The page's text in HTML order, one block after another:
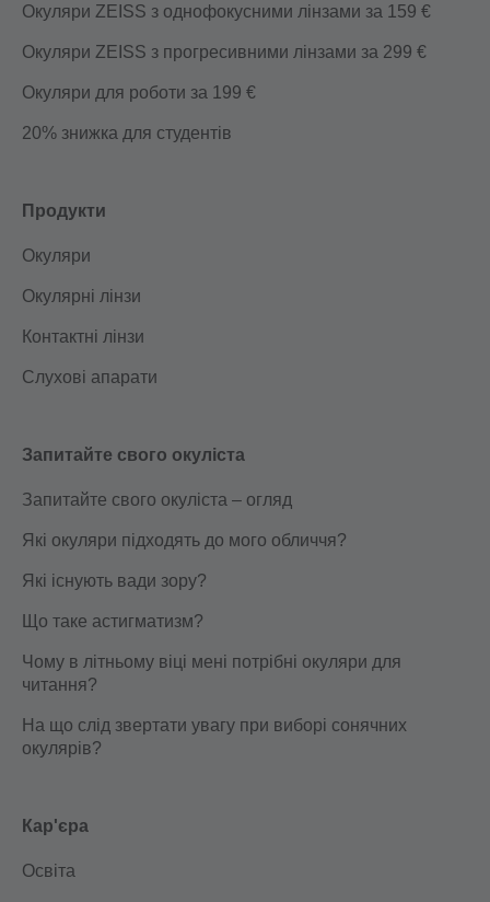
Окуляри ZEISS з однофокусними лінзами за 159 €
Окуляри ZEISS з прогресивними лінзами за 299 €
Окуляри для роботи за 199 €
20% знижка для студентів
Продукти
Окуляри
Окулярні лінзи
Контактні лінзи
Слухові апарати
Запитайте свого окуліста
Запитайте свого окуліста – огляд
Які окуляри підходять до мого обличчя?
Які існують вади зору?
Що таке астигматизм?
Чому в літньому віці мені потрібні окуляри для
читання?
На що слід звертати увагу при виборі сонячних
окулярів?
Кар'єра
Освіта